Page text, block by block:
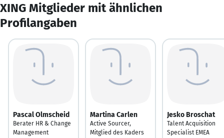
XING Mitglieder mit ähnlichen
Profilangaben
Pascal Olmscheid
Berater HR & Change
Management
Martina Carlen
Active Sourcer,
Mitglied des Kaders
Jesko Broschat
Talent Acquisition
Specialist EMEA